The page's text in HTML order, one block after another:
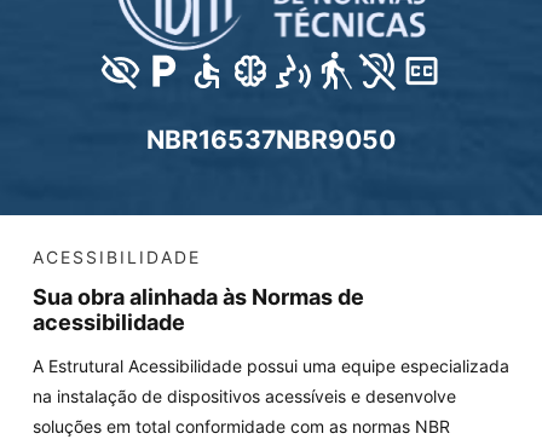
NBR16537NBR9050
ACESSIBILIDADE
Sua obra alinhada às Normas de
acessibilidade
A Estrutural Acessibilidade possui uma equipe especializada
na instalação de dispositivos acessíveis e desenvolve
soluções em total conformidade com as normas NBR